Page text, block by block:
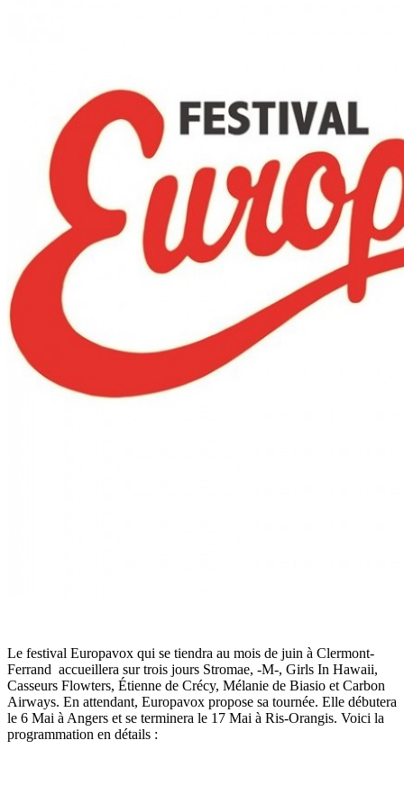
Le festival Europavox qui se tiendra au mois de juin à Clermont-
Ferrand accueillera sur trois jours Stromae, -M-, Girls In Hawaii,
Casseurs Flowters, Étienne de Crécy, Mélanie de Biasio et Carbon
Airways. En attendant, Europavox propose sa tournée. Elle débutera
le 6 Mai à Angers et se terminera le 17 Mai à Ris-Orangis. Voici la
programmation en détails :